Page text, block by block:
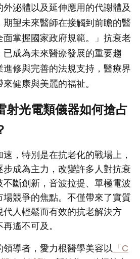
泌體以及延伸應用的代謝體及
望未來醫師在接觸到前瞻的醫
掌握國家政府規範。」抗衰老
成為未來醫療發展的重要趨
修與完善的法規支持，醫療界
健康與美麗的福祉。
射光電類儀器如何搶占
，特別是在抗老化的戰場上，
成為主力，改變許多人對抗衰
斷創新，音波拉提、單極電波
競爭的焦點。不僅帶來了實質
代人輕鬆而有效的抗老解決方
遙不可及。
導者，愛力根醫學美容以 「C